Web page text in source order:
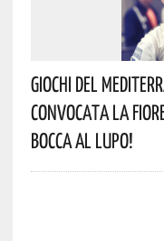
Giochi Del
Convocata La
Bocca Al Lupo!